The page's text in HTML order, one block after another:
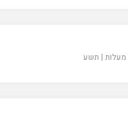
מעלות | תשע